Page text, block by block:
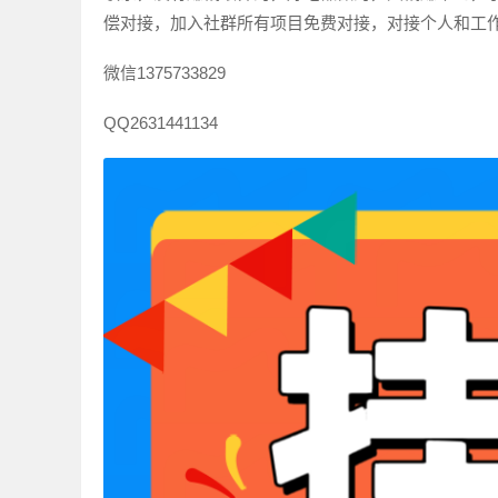
偿对接，加入社群所有项目免费对接，对接个人和工
微信1375733829
QQ2631441134